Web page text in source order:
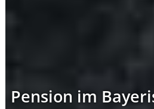
Pension im